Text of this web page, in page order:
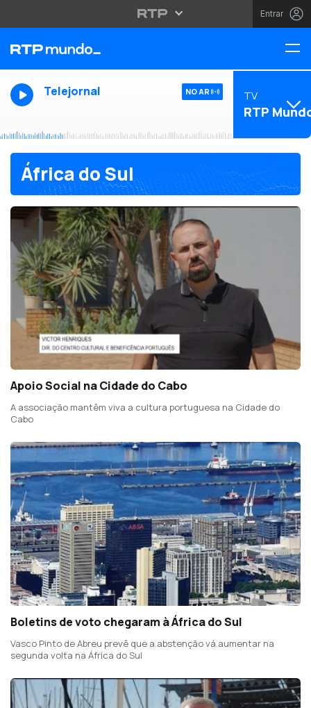
Entrar
Telejornal NO AR TV
RTP
África do Sul
Apoio Social na Cidade do Cabo
A associação mantêm viva a cultura portuguesa na Cidade do
Cabo
Boletins de voto chegaram à África do Sul
Vasco Pinto de Abreu prevê que a abstenção vá aumentar na
segunda volta na África do Sul